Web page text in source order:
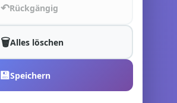
↶Rückgängig
🗑️Alles löschen
💾Speichern